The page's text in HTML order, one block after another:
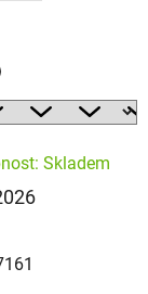
Skladem